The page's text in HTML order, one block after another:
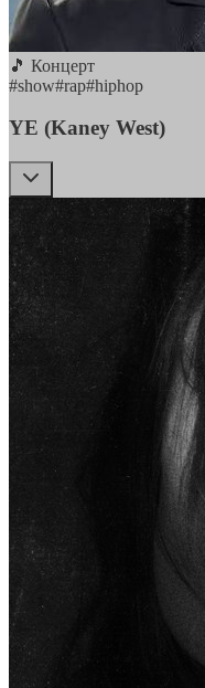
🎵 Концерт
#show#rap#hiphop
YE (Kaney West)